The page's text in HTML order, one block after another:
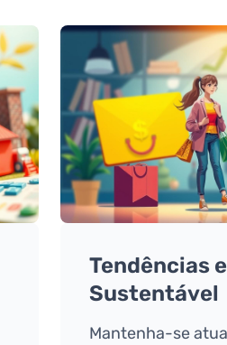
Tendências
Sustentável
Mantenha-se